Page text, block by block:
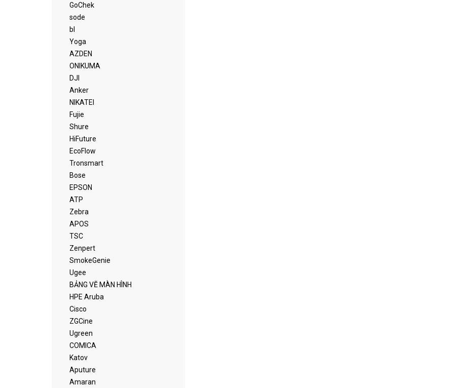
GoChek
sode
bl
Yoga
AZDEN
ONIKUMA
DJI
Anker
NIKATEI
Fujie
Shure
HiFuture
EcoFlow
Tronsmart
Bose
EPSON
ATP
Zebra
APOS
TSC
Zenpert
SmokeGenie
Ugee
BẢNG VẼ MÀN HÌNH
HPE Aruba
Cisco
ZGCine
Ugreen
COMICA
Katov
Aputure
Amaran